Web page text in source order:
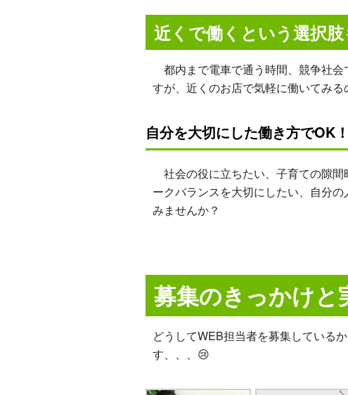
近くで働くという選択
都内まで電車で通う時間、競争社
すが、近くのお店で気軽に働いてみる
自分を大切にした働き方でOK！
社会の役に立ちたい、子育ての隙
ークバランスを大切にしたい、自分
みませんか？
募集のきっかけと
どうしてWEB担当者を募集している
す、、、😢